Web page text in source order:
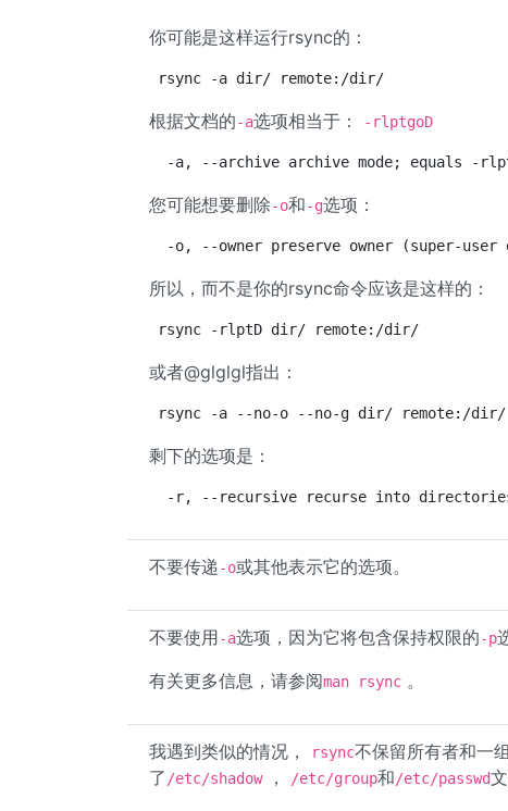
你可能是这样运行rsync的：
rsync -a dir/ remote:/dir/
根据文档的-a选项相当于： -rlptgoD
-a, --archive archive mode; equals -
您可能想要删除-o和-g选项：
-o, --owner preserve owner (super-
所以，而不是你的rsync命令应该是这样的：
rsync -rlptD dir/ remote:/dir/
或者@glglgl指出：
rsync -a --no-o --no-g dir/ remote:/dir/
剩下的选项是：
-r, --recursive recurse into
不要传递 -o或其他表示它的选项。
不要使用-a选项，因为它将包含保持权限的-p
有关更多信息，请参阅man rsync 。
我遇到类似的情况， rsync不保留所有者和一
了 /etc/shadow， /etc/group和/etc/passwd文